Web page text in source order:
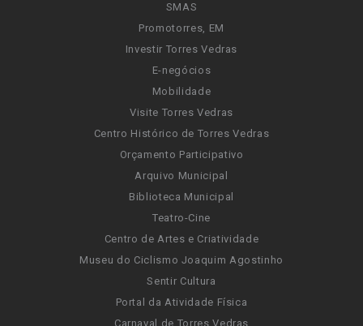
SMAS
Promotorres, EM
Investir Torres Vedras
E-negócios
Mobilidade
Visite Torres Vedras
Centro Histórico de Torres Vedras
Orçamento Participativo
Arquivo Municipal
Biblioteca Municipal
Teatro-Cine
Centro de Artes e Criatividade
Museu do Ciclismo Joaquim Agostinho
Sentir Cultura
Portal da Atividade Física
Carnaval de Torres Vedras